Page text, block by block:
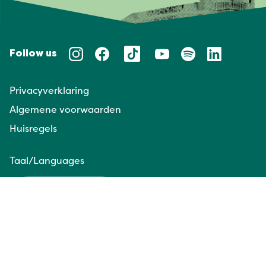
Follow us
Privacyverklaring
Algemene voorwaarden
Huisregels
Taal/Languages